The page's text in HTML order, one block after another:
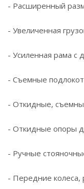
- Расширенный
- Увеличенная
- Усиленная рама с
- Съемные
- Откидные,
- Откидные опоры
- Ручные
- Передние колеса,